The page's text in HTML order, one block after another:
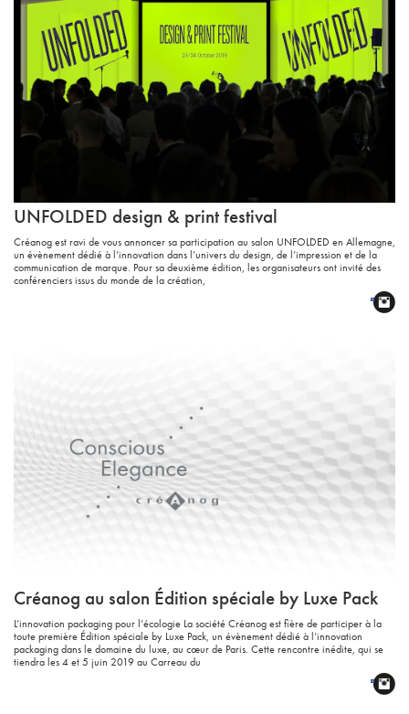
UNFOLDED design & print festival
Créanog est ravi de vous annoncer sa participation au salon UNFOLDED en Allemagne,
un évènement dédié à l’innovation dans l’univers du design, de l’impression et de la
communication de marque. Pour sa deuxième édition, les organisateurs ont invité des
conférenciers issus du monde de la création,
Créanog au salon Édition spéciale by Luxe Pack
L’innovation packaging pour l’écologie La société Créanog est fière de participer à la
toute première Édition spéciale by Luxe Pack, un évènement dédié à l’innovation
packaging dans le domaine du luxe, au cœur de Paris. Cette rencontre inédite, qui se
tiendra les 4 et 5 juin 2019 au Carreau du